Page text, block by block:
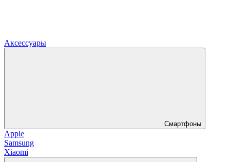
Аксессуары
Смартфоны
Apple
Samsung
Xiaomi